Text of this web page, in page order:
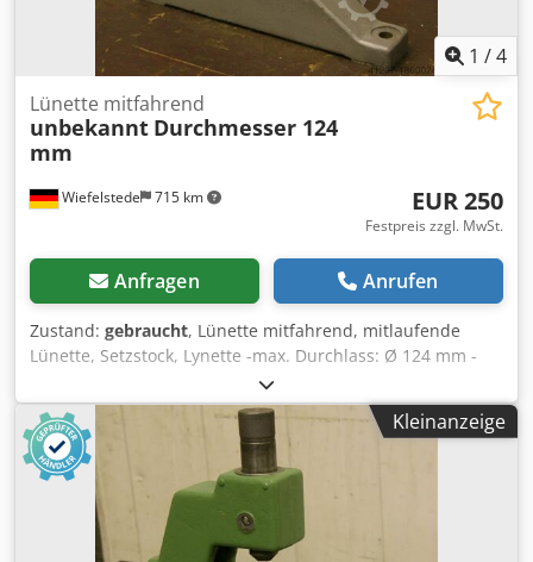
1 /4
Wiefelstede 715 km
Lünette mitfahrend
unbekannt Durchmesser 124
mm
EUR 250
Festpreis zzgl. MwSt.
Anfragen Anrufen
Zustand: gebraucht, Lünette mitfahrend, mitlaufende
Lünette, Setzstock, Lynette -max. Durchlass: Ø 124 mm -
Auflage: Grauguss -Lochabstand Aufnahme: 335 mm
Crodsb A S I Espfx Ak Dsf -Spitzenhöhe: 215 mm -
Zeichnung bei den Fotos -Abmessungen: 380/90/H400 mm
-Gewicht: 14 kg
Kleinanzeige